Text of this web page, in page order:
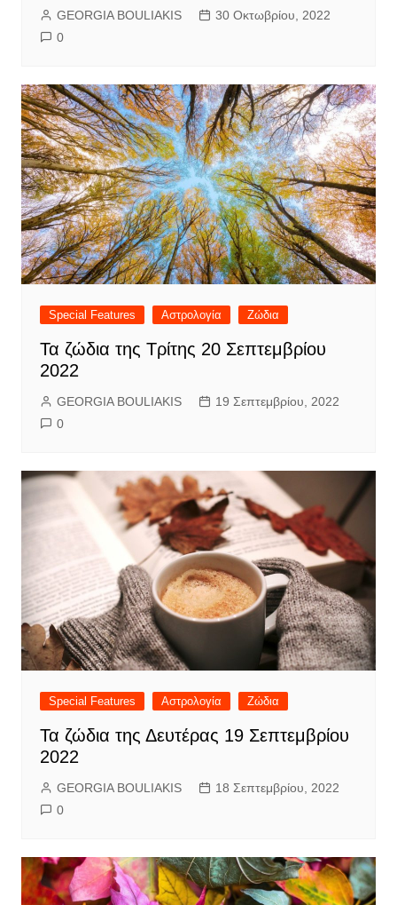
GEORGIA BOULIAKIS
30 Οκτωβρίου, 2022
0
Special Features Αστρολογία Ζώδια
Τα ζώδια της Τρίτης 20 Σεπτεμβρίου
2022
GEORGIA BOULIAKIS
19 Σεπτεμβρίου, 2022
0
Special Features Αστρολογία Ζώδια
Τα ζώδια της Δευτέρας 19 Σεπτεμβρίου
2022
GEORGIA BOULIAKIS
18 Σεπτεμβρίου, 2022
0